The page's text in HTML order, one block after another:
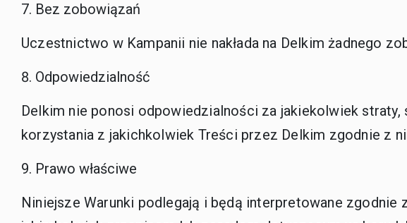
Bez zobowiązań
Uczestnictwo w Kampanii nie nakłada na Delkim żadnego
Odpowiedzialność
Delkim nie ponosi odpowiedzialności za jakiekolwiek straty,
korzystania z jakichkolwiek Treści przez Delkim zgodnie z
Prawo właściwe
Niniejsze Warunki podlegają i będą interpretowane zgodnie